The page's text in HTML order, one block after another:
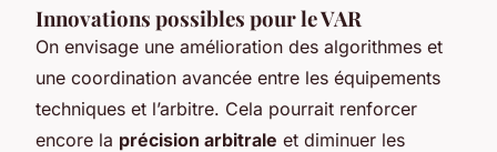
Innovations possibles pour le VAR
On envisage une amélioration des algorithmes et
une coordination avancée entre les équipements
techniques et l’arbitre. Cela pourrait renforcer
encore la précision arbitrale et diminuer les